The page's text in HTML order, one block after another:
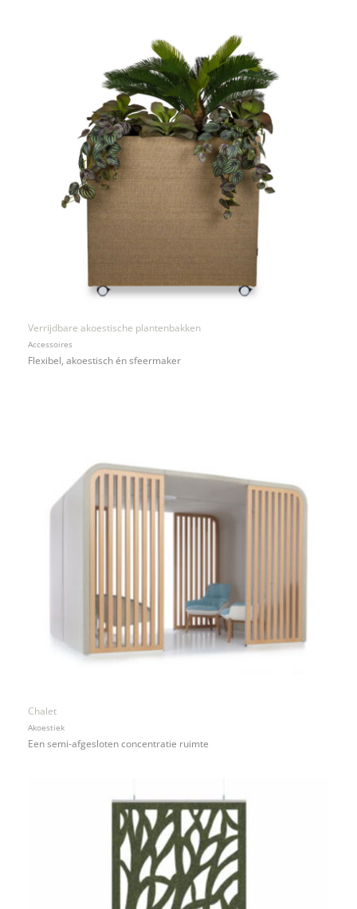
Verrijdbare akoestische plantenbakken
Accessoires
Flexibel, akoestisch én sfeermaker
Chalet
Akoestiek
Een semi-afgesloten concentratie ruimte